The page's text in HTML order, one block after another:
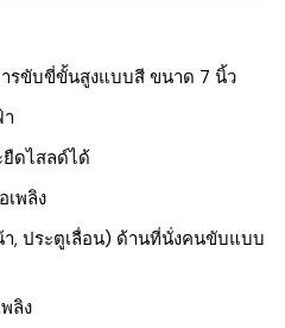
รขับขี่ขั้นสูงแบบสี ขนาด 7 นิ้ว
ยืดไสลด์ได้
เพลิง
, ประตูเลื่อน) ด้านที่นั่งคนขับแบบ
ลิง